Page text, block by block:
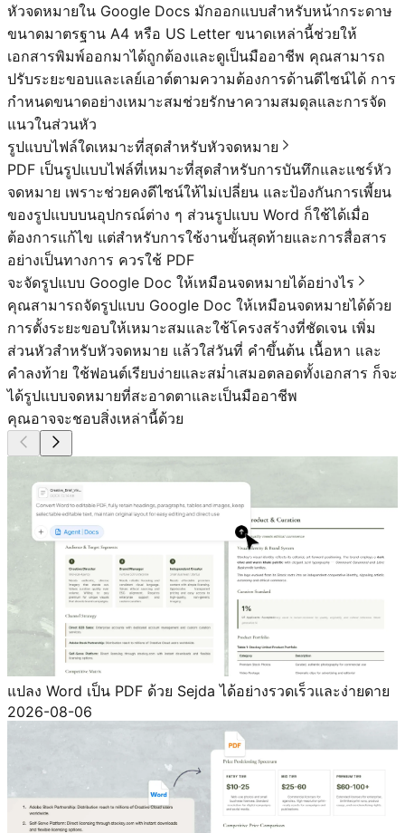
หัวจดหมายใน Google Docs มักออกแบบสำหรับหน้ากระดาษ
ขนาดมาตรฐาน A4 หรือ US Letter ขนาดเหล่านี้ช่วยให้
เอกสารพิมพ์ออกมาได้ถูกต้องและดูเป็นมืออาชีพ คุณสามารถ
ปรับระยะขอบและเลย์เอาต์ตามความต้องการด้านดีไซน์ได้ การ
กำหนดขนาดอย่างเหมาะสมช่วยรักษาความสมดุลและการจัด
แนวในส่วนหัว
รูปแบบไฟล์ใดเหมาะที่สุดสำหรับหัวจดหมาย
PDF เป็นรูปแบบไฟล์ที่เหมาะที่สุดสำหรับการบันทึกและแชร์หัว
จดหมาย เพราะช่วยคงดีไซน์ให้ไม่เปลี่ยน และป้องกันการเพี้ยน
ของรูปแบบบนอุปกรณ์ต่าง ๆ ส่วนรูปแบบ Word ก็ใช้ได้เมื่อ
ต้องการแก้ไข แต่สำหรับการใช้งานขั้นสุดท้ายและการสื่อสาร
อย่างเป็นทางการ ควรใช้ PDF
จะจัดรูปแบบ Google Doc ให้เหมือนจดหมายได้อย่างไร
คุณสามารถจัดรูปแบบ Google Doc ให้เหมือนจดหมายได้ด้วย
การตั้งระยะขอบให้เหมาะสมและใช้โครงสร้างที่ชัดเจน เพิ่ม
ส่วนหัวสำหรับหัวจดหมาย แล้วใส่วันที่ คำขึ้นต้น เนื้อหา และ
คำลงท้าย ใช้ฟอนต์เรียบง่ายและสม่ำเสมอตลอดทั้งเอกสาร ก็จะ
ได้รูปแบบจดหมายที่สะอาดตาและเป็นมืออาชีพ
คุณอาจจะชอบสิ่งเหล่านี้ด้วย
แปลง Word เป็น PDF ด้วย Sejda ได้อย่างรวดเร็วและง่ายดาย
2026-08-06